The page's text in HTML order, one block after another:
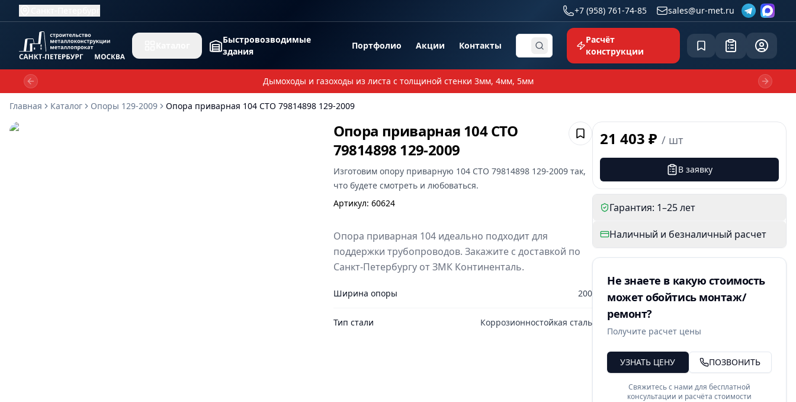
+7 (958) 761-74-85 sales@ur-met.ru
Быстровозводимые
здания
Портфолио Акции Контакты
Расчёт
конструкции
Сохранённое
Заявка
Дымоходы и газоходы из листа с толщиной стенки 3мм, 4мм, 5мм
Previous slide
Next
Главная
Каталог Опоры 129-2009 Опора приварная 104 СТО 79814898 129-2009
Опора приварная 104 СТО
79814898 129-2009
Сохранить
Изготовим опору приварную 104 СТО 79814898 129-2009так,
что будете смотреть и любоваться.
Артикул: 60624
Опора приварная 104 идеально подходит для
поддержки трубопроводов. Закажите с доставкой по
Санкт-Петербургу от ЗМК Континенталь.
Ширина опоры 200
Тип стали Коррозионностойкая сталь
21 403 ₽ / шт
В заявку
Гарантия: 1–25 лет
Наличный и безналичный расчет
Не знаете в какую стоимость
может обойтись монтаж/
ремонт?
Получите расчет цены
УЗНАТЬ ЦЕНУ ПОЗВОНИТЬ
Свяжитесь с нами для бесплатной
консультации и расчёта стоимости